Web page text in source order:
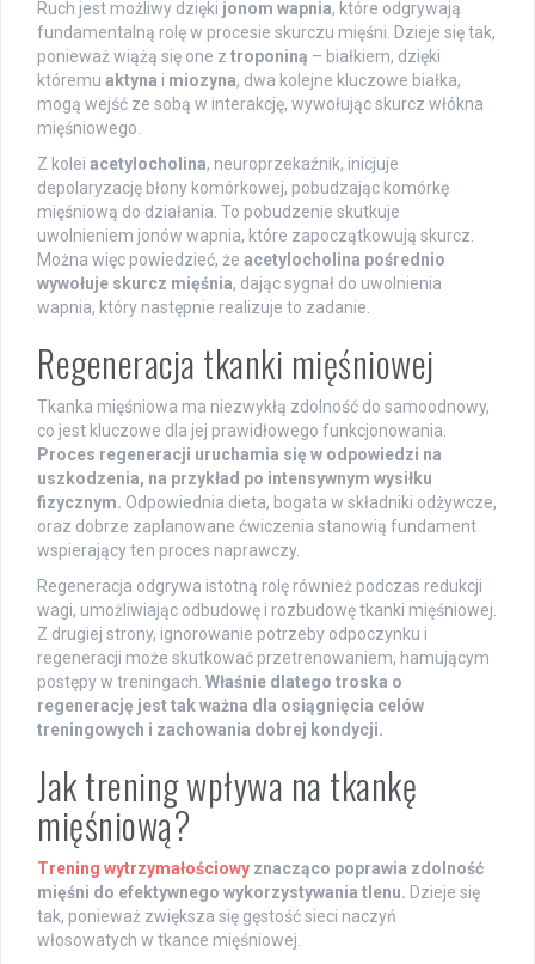
Ruch jest możliwy dzięki jonom wapnia, które odgrywają
fundamentalną rolę w procesie skurczu mięśni. Dzieje się tak,
ponieważ wiążą się one z troponiną – białkiem, dzięki
któremu aktyna i miozyna, dwa kolejne kluczowe białka,
mogą wejść ze sobą w interakcję, wywołując skurcz włókna
mięśniowego.
Z kolei acetylocholina, neuroprzekaźnik, inicjuje
depolaryzację błony komórkowej, pobudzając komórkę
mięśniową do działania. To pobudzenie skutkuje
uwolnieniem jonów wapnia, które zapoczątkowują skurcz.
Można więc powiedzieć, że acetylocholina pośrednio
wywołuje skurcz mięśnia, dając sygnał do uwolnienia
wapnia, który następnie realizuje to zadanie.
Regeneracja tkanki mięśniowej
Tkanka mięśniowa ma niezwykłą zdolność do samoodnowy,
co jest kluczowe dla jej prawidłowego funkcjonowania.
Proces regeneracji uruchamia się w odpowiedzi na
uszkodzenia, na przykład po intensywnym wysiłku
fizycznym. Odpowiednia dieta, bogata w składniki odżywcze,
oraz dobrze zaplanowane ćwiczenia stanowią fundament
wspierający ten proces naprawczy.
Regeneracja odgrywa istotną rolę również podczas redukcji
wagi, umożliwiając odbudowę i rozbudowę tkanki mięśniowej.
Z drugiej strony, ignorowanie potrzeby odpoczynku i
regeneracji może skutkować przetrenowaniem, hamującym
postępy w treningach. Właśnie dlatego troska o
regenerację jest tak ważna dla osiągnięcia celów
treningowych i zachowania dobrej kondycji.
Jak trening wpływa na tkankę
mięśniową?
Trening wytrzymałościowy znacząco poprawia zdolność
mięśni do efektywnego wykorzystywania tlenu. Dzieje się
tak, ponieważ zwiększa się gęstość sieci naczyń
włosowatych w tkance mięśniowej.